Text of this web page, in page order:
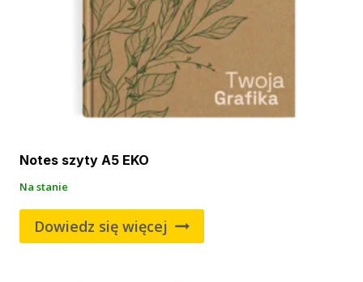
Notes szyty A5 EKO
Na stanie
Dowiedz się więcej